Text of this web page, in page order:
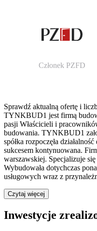
Członek PZFD
Sprawdź aktualną ofertę i
TYNKBUD1 jest firmą
pasji Właścicieli i
budowania. TYNKBUD1
spółka rozpoczęła
sukcesem kontynuowana.
warszawskiej. Specjalizuje
Wybudowała dotychczas
usługowych wraz z
Czytaj więcej
Inwestycje